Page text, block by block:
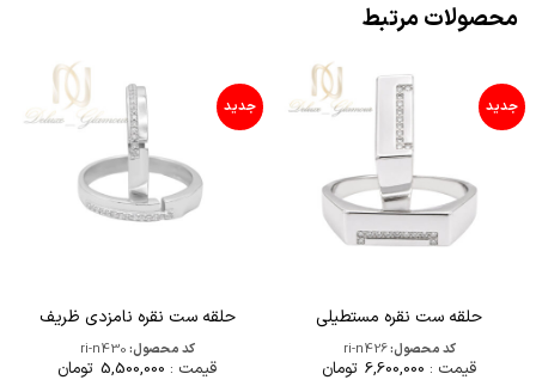
محصولات مرتبط
جدید
حلقه ست نقره مستطیلی
کد محصول:ri-n426
قیمت : 6,600,000 تومان
جدید
حلقه ست نقره نامزدی ظریف
کد محصول:ri-n430
قیمت : 5,500,000 تومان